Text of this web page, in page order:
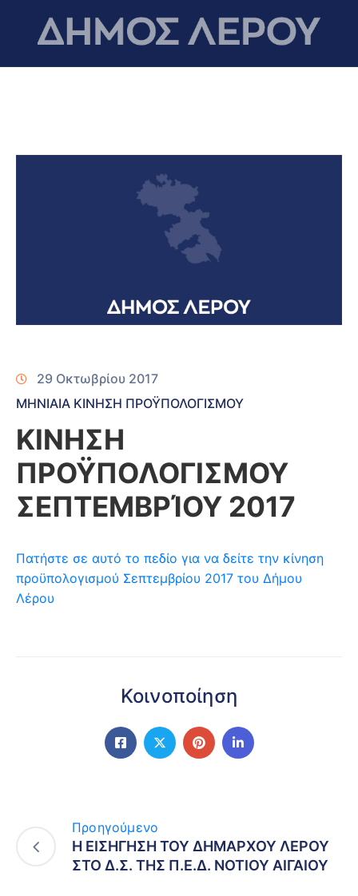
29 Οκτωβρίου 2017
ΜΗΝΙΑΙΑ ΚΙΝΗΣΗ ΠΡΟΫΠΟΛΟΓΙΣΜΟΥ
ΚΙΝΗΣΗ
ΠΡΟΫΠΟΛΟΓΙΣΜΟΥ
ΣΕΠΤΕΜΒΡΊΟΥ 2017
Πατήστε σε αυτό το πεδίο για να δείτε την κίνηση
προϋπολογισμού Σεπτεμβρίου 2017 του Δήμου
Λέρου
Κοινοποίηση
Προηγούμενο
Η ΕΙΣΗΓΗΣΗ ΤΟΥ ΔΗΜΑΡΧΟΥ ΛΕΡΟΥ
ΣΤΟ Δ.Σ. ΤΗΣ Π.Ε.Δ. ΝΟΤΙΟΥ ΑΙΓΑΙΟΥ